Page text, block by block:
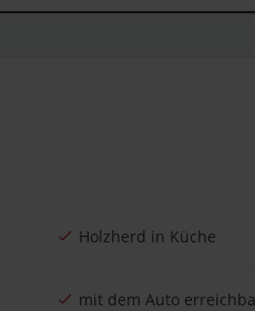
Holzherd in Küche
mit dem Auto